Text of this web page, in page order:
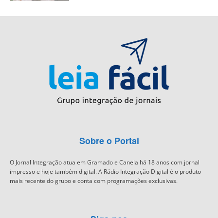
Sobre o Portal
O Jornal Integração atua em Gramado e Canela há 18 anos com jornal
impresso e hoje também digital. A Rádio Integração Digital é o produto
mais recente do grupo e conta com programações exclusivas.